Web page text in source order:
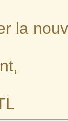
la